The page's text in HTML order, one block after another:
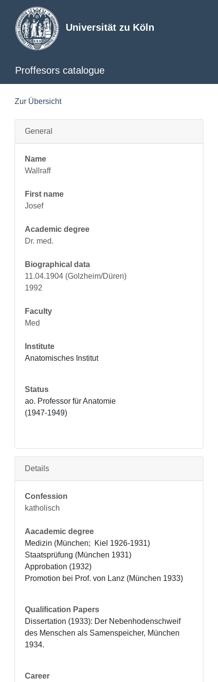
Universität zu Köln
Proffesors catalogue
Zur Übersicht
General
Name
Wallraff
First name
Josef
Academic degree
Dr. med.
Biographical data
11.04.1904 (Golzheim/Düren)
1992
Faculty
Med
Institute
Anatomisches Institut
Status
ao. Professor für Anatomie
(1947-1949)
Details
Confession
katholisch
Aacademic degree
Medizin (München;  Kiel 1926-1931)
Staatsprüfung (München 1931)
Approbation (1932)
Promotion bei Prof. von Lanz (München 1933)
Qualification Papers
Dissertation (1933): Der Nebenhodenschweif
des Menschen als Samenspeicher, München
1934.
Career